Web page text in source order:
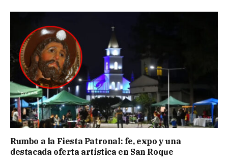
Rumbo a la Fiesta Patronal: fe, expo y una
destacada oferta artística en San Roque